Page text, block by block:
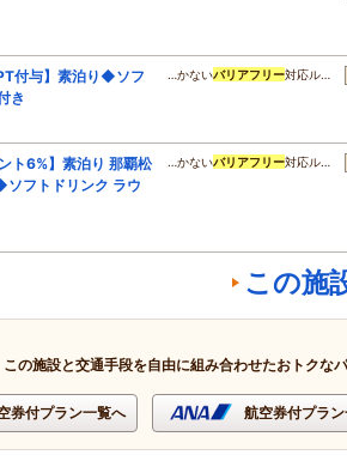
付与】素泊り◆ソフ
き
…かないバリアフリー対応ル…
ト6%】素泊り 那覇松
フトドリンク ラウ
…かないバリアフリー対応ル…
この施
この施設と交通手段を自由に組み合わせたおトクな
券付プラン一覧へ 航空券付プラ